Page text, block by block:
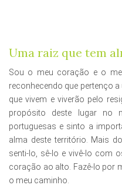
Uma raiz que tem
Sou o meu coração e o
reconhecendo que pertenço
que vivem e viverão pelo
propósito deste lugar no
portuguesas e sinto a
alma deste território. Mais
senti-lo, sê-lo e vivê-lo com
coração ao alto. Fazê-lo por
o meu caminho.